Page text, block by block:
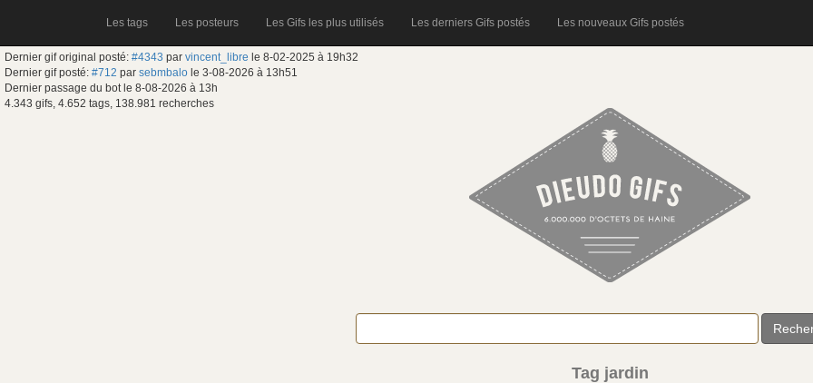
Les tags Les posteurs Les Gifs les plus utilisés Les derniers Gifs postés Les nouveaux Gifs postés
Dernier gif original posté: #4343 par vincent_libre le 8-02-2025 à 19h32
Dernier gif posté: #712 par sebmbalo le 3-08-2026 à 13h51
Dernier passage du bot le 8-08-2026 à 13h
4.343 gifs, 4.652 tags, 138.981 recherches
Tag jardin